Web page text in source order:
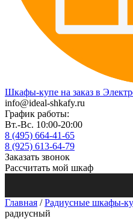
Шкафы-купе на заказ в
info@ideal-shkafy.ru
График работы:
Вт.-Вс. 10:00-20:00
8 (495) 664-41-65
8 (925) 613-64-79
Заказать звонок
Рассчитать мой шкаф
Главная /Радиусные шкафы-
радиусный